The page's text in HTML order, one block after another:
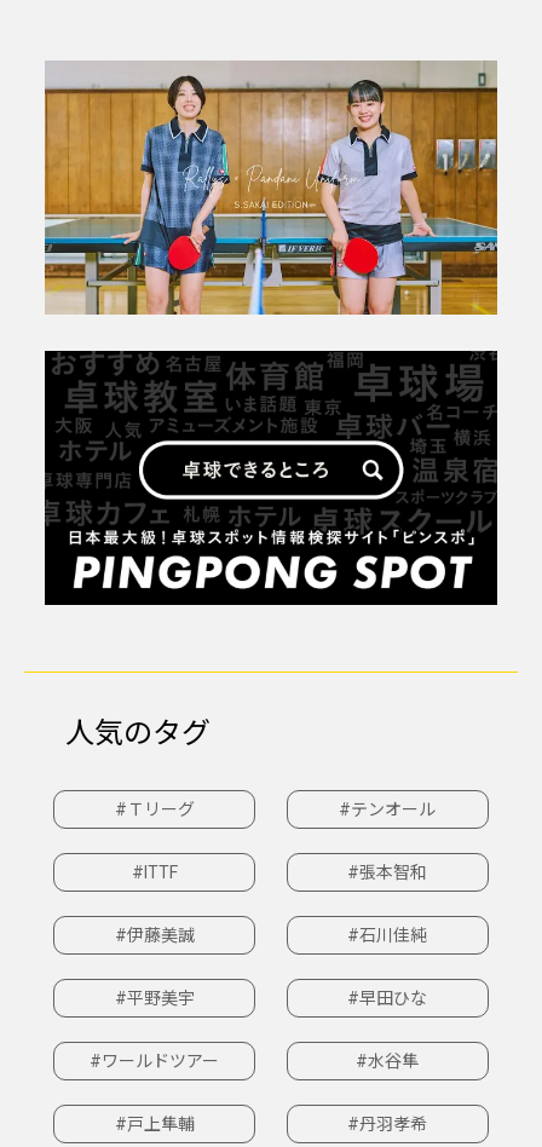
人気のタグ
#Ｔリーグ #テンオール
#ITTF #張本智和
#伊藤美誠 #石川佳純
#平野美宇 #早田ひな
#ワールドツアー #水谷隼
#戸上隼輔 #丹羽孝希